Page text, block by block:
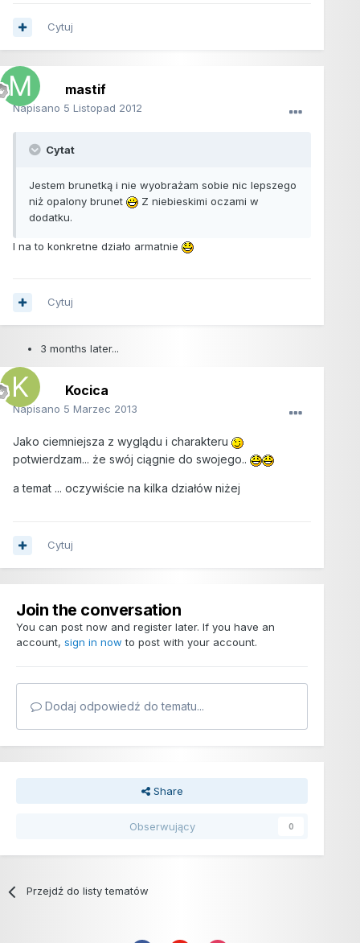
Cytuj
mastif
Napisano 5 Listopad 2012
Cytat
Jestem brunetką i nie wyobrażam sobie nic lepszego
niż opalony brunet
Z niebieskimi oczami w
dodatku.
I na to konkretne działo armatnie
Cytuj
3 months later...
Kocica
Napisano 5 Marzec 2013
Jako ciemniejsza z wyglądu i charakteru
potwierdzam... że swój ciągnie do swojego..
a temat ... oczywiście na kilka działów niżej
Cytuj
Join the conversation
You can post now and register later. If you have an
account, sign in now to post with your account.
Dodaj odpowiedź do tematu...
Share
Obserwujący 0
Przejdź do listy tematów